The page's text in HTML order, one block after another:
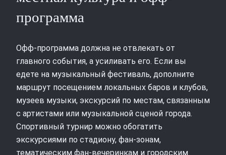
программа
Офф-программа должна не отвлекать от
главного события, а усиливать его. Если вы
едете на музыкальный фестиваль, дополните
маршрут посещением локальных баров и клубов,
музеев музыки, экскурсий по местам, связанным
с артистами или музыкальной сценой города.
Спортивный турнир можно обогатить
экскурсиями по стадиону, фан-зонам,
тематическим фан-вечеринкам и городским